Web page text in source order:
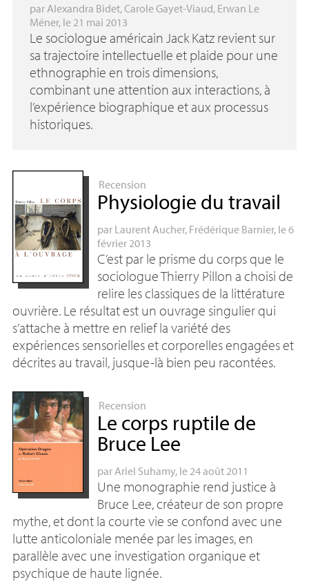
par Alexandra Bidet,Carole Gayet-Viaud, Erwan Le
Méner, le 21 mai 2013
Le sociologue américain Jack Katz revient sur
sa trajectoire intellectuelle et plaide pour une
ethnographie en trois dimensions,
combinant une attention aux interactions, à
l’expérience biographique et aux processus
historiques.
Recension
Physiologie du travail
par Laurent Aucher, Frédérique Barnier, le 6
février 2013
C’est par le prisme du corps que le
sociologue Thierry Pillon a choisi de
relire les classiques de la littérature
ouvrière. Le résultat est un ouvrage singulier qui
s’attache à mettre en relief la variété des
expériences sensorielles et corporelles engagées et
décrites au travail, jusque-là bien peu racontées.
Recension
Le corps ruptile de
Bruce Lee
par Ariel Suhamy, le 24 août 2011
Une monographie rend justice à
Bruce Lee, créateur de son propre
mythe, et dont la courte vie se confond avec une
lutte anticoloniale menée par les images, en
parallèle avec une investigation organique et
psychique de haute lignée.